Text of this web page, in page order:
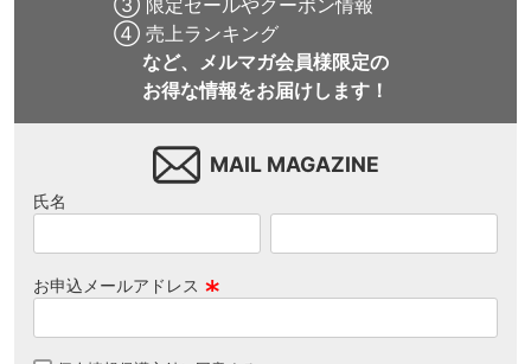
③ 限定セールやクーポン情報
④ 売上ランキング
など、メルマガ会員様限定の
お得な情報をお届けします！
MAIL MAGAZINE
氏名
お申込メールアドレス